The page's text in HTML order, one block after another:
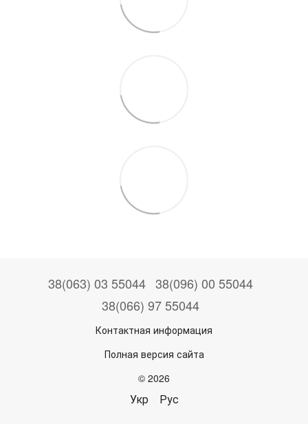
38(063) 03 55044 38(096) 00 55044
38(066) 97 55044
Контактная информация
Полная версия сайта
© 2026
Укр Рус